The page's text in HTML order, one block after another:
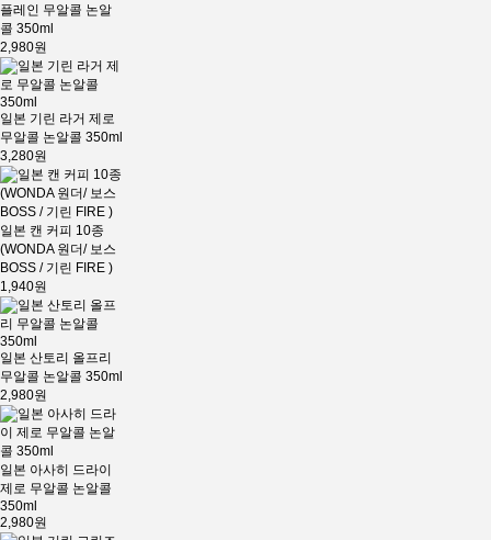
플레인 무알콜 논알
콜 350ml
2,980원
일본 기린 라거 제로
무알콜 논알콜 350ml
3,280원
일본 캔 커피 10종
(WONDA 원더/ 보스
BOSS / 기린 FIRE )
1,940원
일본 산토리 올프리
무알콜 논알콜 350ml
2,980원
일본 아사히 드라이
제로 무알콜 논알콜
350ml
2,980원